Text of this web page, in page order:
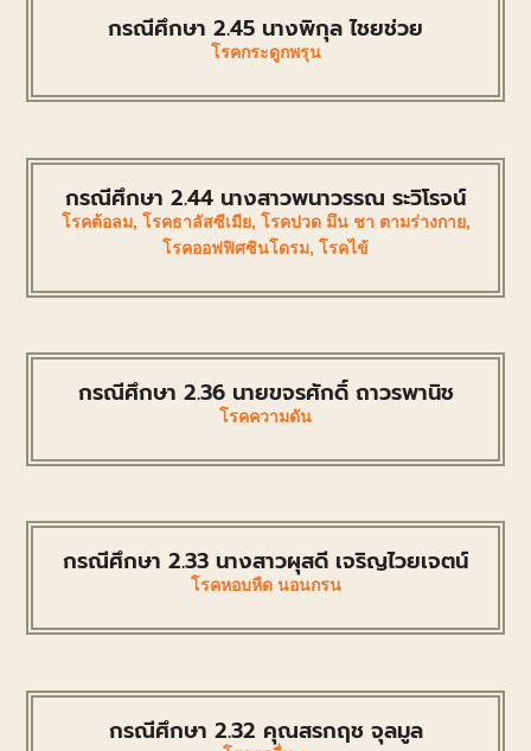
กรณีศึกษา 2.45 นางพิกุล ไชยช่วย
โรคกระดูกพรุน
กรณีศึกษา 2.44 นางสาวพนาวรรณ ระวิโรจน์
โรคต้อลม, โรคธาลัสซีเมีย, โรคปวด มึน ชา ตามร่างกาย,
โรคออฟฟิศซินโดรม, โรคไข้
กรณีศึกษา 2.36 นายขจรศักดิ์ ถาวรพานิช
โรคความดัน
กรณีศึกษา 2.33 นางสาวผุสดี เจริญไวยเจตน์
โรคหอบหืด นอนกรน
กรณีศึกษา 2.32 คุณสรกฤช จุลมูล